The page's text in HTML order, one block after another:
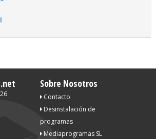
Sobre Nosotros
Contacto
Desinstalación de
programas
Mediaprogramas SL